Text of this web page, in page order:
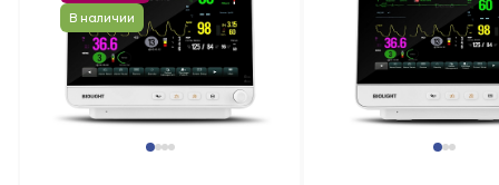
В наличии